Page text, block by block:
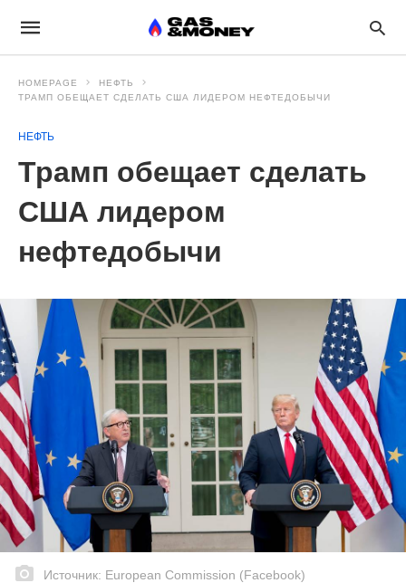
HOMEPAGE
НЕФТЬ
ТРАМП ОБЕЩАЕТ СДЕЛАТЬ США ЛИДЕРОМ НЕФТЕДОБЫЧИ
НЕФТЬ
Трамп обещает сделать
США лидером
нефтедобычи
Источник: European Commission (Facebook)